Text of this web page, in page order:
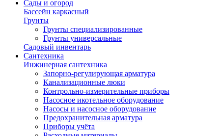
Сады и огород
Бассейн каркасный
Грунты
Грунты специализированные
Грунты универсальные
Садовый инвентарь
Сантехника
Инжинерная сантехника
Запорно-регулирующая арматура
Канализационные люки
Контрольно-измерительные приборы
Насосное икотельное оборудование
Насосы и насосное оборудование
Предохранительная арматура
Приборы учёта